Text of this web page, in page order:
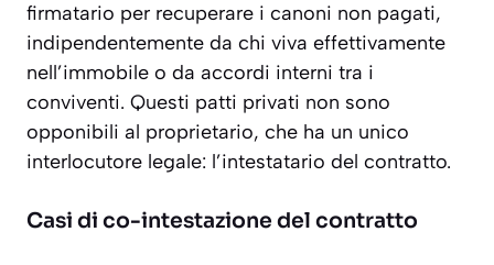
firmatario per recuperare i canoni non pagati,
indipendentemente da chi viva effettivamente
nell’immobile o da accordi interni tra i
conviventi. Questi patti privati non sono
opponibili al proprietario, che ha un unico
interlocutore legale: l’intestatario del contratto.
Casi di co-intestazione del contratto